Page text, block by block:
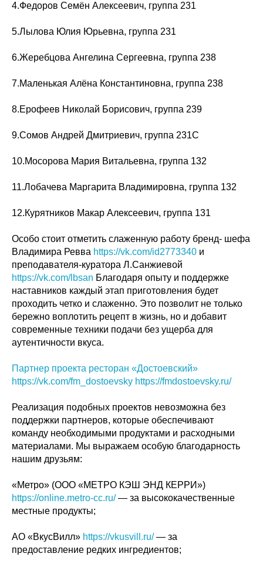
4.Федоров Семён Алексеевич, группа 231
5.Лылова Юлия Юрьевна, группа 231
6.Жеребцова Ангелина Сергеевна, группа 238
7.Маленькая Алёна Константиновна, группа 238
8.Ерофеев Николай Борисович, группа 239
9.Сомов Андрей Дмитриевич, группа 231С
10.Мосорова Мария Витальевна, группа 132
11.Лобачева Маргарита Владимировна, группа 132
12.Курятников Макар Алексеевич, группа 131
Особо стоит отметить слаженную работу бренд- шефа
Владимира Ревва https://vk.com/id2773340 и
преподавателя-куратора Л.Санжиевой
https://vk.com/lbsan Благодаря опыту и поддержке
наставников каждый этап приготовления будет
проходить четко и слаженно. Это позволит не только
бережно воплотить рецепт в жизнь, но и добавит
современные техники подачи без ущерба для
аутентичности вкуса.
Партнер проекта ресторан «Достоевский»
https://vk.com/fm_dostoevsky https://fmdostoevsky.ru/
Реализация подобных проектов невозможна без
поддержки партнеров, которые обеспечивают
команду необходимыми продуктами и расходными
материалами. Мы выражаем особую благодарность
нашим друзьям:
«Метро» (ООО «МЕТРО КЭШ ЭНД КЕРРИ»)
https://online.metro-cc.ru/— за высококачественные
местные продукты;
АО «ВкусВилл» https://vkusvill.ru/— за
предоставление редких ингредиентов;